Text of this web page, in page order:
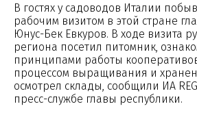
В гостях у садоводов Италии
рабочим визитом в этой стране
Юнус-Бек Евкуров. В ходе визита
региона посетил питомник,
принципами работы
процессом выращивания и
осмотрел склады, сообщили ИА
пресс-службе главы республики.